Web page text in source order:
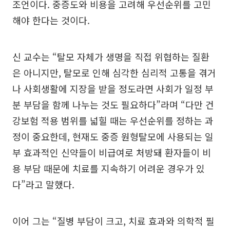
조언이다. 중증도와 비용을 고려해 우선순위를 고민
해야 한다는 것이다.
신 교수는 “탈모 자체가 생명을 직접 위협하는 질환
은 아니지만, 탈모로 인해 심각한 심리적 고통을 겪거
나 사회생활에 지장을 받을 정도라면 사회가 일정 부
분 부담을 함께 나누는 것도 필요하다”라며 “다만 건
강보험 적용 범위를 넓힐 때는 우선순위를 정하는 과
정이 중요한데, 현재도 중증 원형탈모에 사용되는 일
부 효과적인 신약들이 비급여로 처방돼 환자들이 비
용 부담 때문에 치료를 지속하기 어려운 경우가 있
다”라고 말했다.
이어 그는 “질병 부담이 크고, 치료 효과와 의학적 필